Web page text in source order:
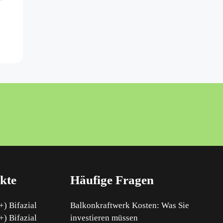
Bifazial
Bifazial
Häufige Fragen
Balkonkraftwerk Kosten: Was Sie
investieren müssen